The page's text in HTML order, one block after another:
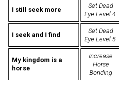
I still seek more
Set Dead
Eye Level 4
I seek and I find
Set Dead
Eye Level 5
My kingdom is a
horse
Increase
Horse
Bonding